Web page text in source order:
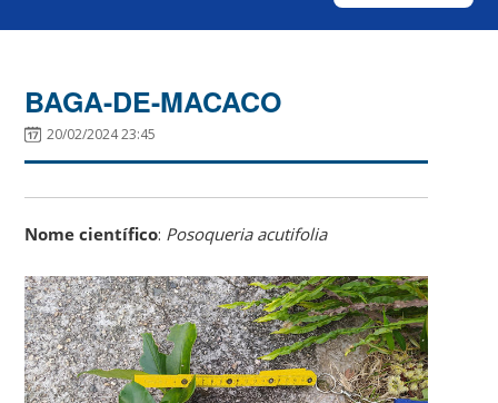
BAGA-DE-MACACO
20/02/2024 23:45
Nome científico: Posoqueria acutifolia